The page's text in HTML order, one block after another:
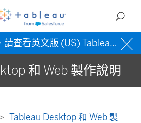
請查看英文版 (US) Tableau 說明
和 Web 製作說明
Tableau Desktop 和 Web 製